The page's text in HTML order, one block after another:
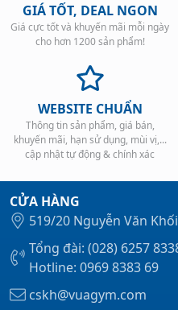
Xem
GIÁ TỐT, DEAL NGON
Giá cực tốt và khuyến mãi mỗi ngày
cho hơn 1200 sản phẩm!
WEBSITE CHUẨN
Thông tin sản phẩm, giá bán,
khuyến mãi, hạn sử dụng, mùi vị,...
cập nhật tự động & chính xác
CỬA HÀNG
519/20 Nguyễn Văn
Tổng đài: (028) 6257
Hotline: 0969 8383 69
cskh@vuagym.com